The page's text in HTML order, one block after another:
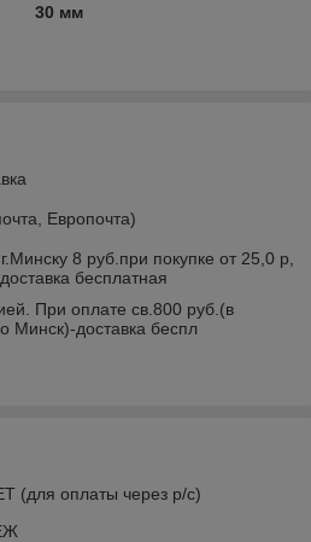
30 мм
Европочта)
8 руб.при покупке от 25,0 р,
бесплатная
При оплате св.800 руб.(в
Минск)-доставка беспл
оплаты через р/с)